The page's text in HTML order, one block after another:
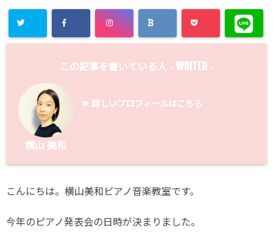
この記事を書いている人 - WRITER -
横山 美和
詳しいプロフィールはこちら
こんにちは。横山美和ピアノ音楽教室です。
今年のピアノ発表会の日時が決まりました。